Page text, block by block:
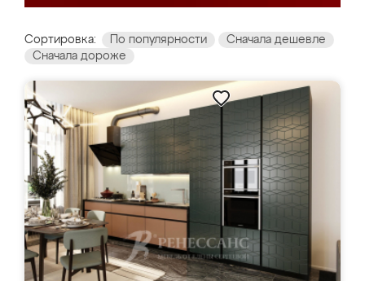
Сортировка: По популярности
Сначала дешевле
Сначала дороже